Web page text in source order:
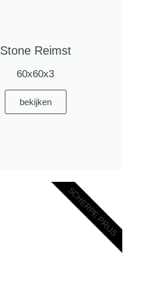
Stone Reimst
60x60x3
bekijken
SCHERPE PRIJS